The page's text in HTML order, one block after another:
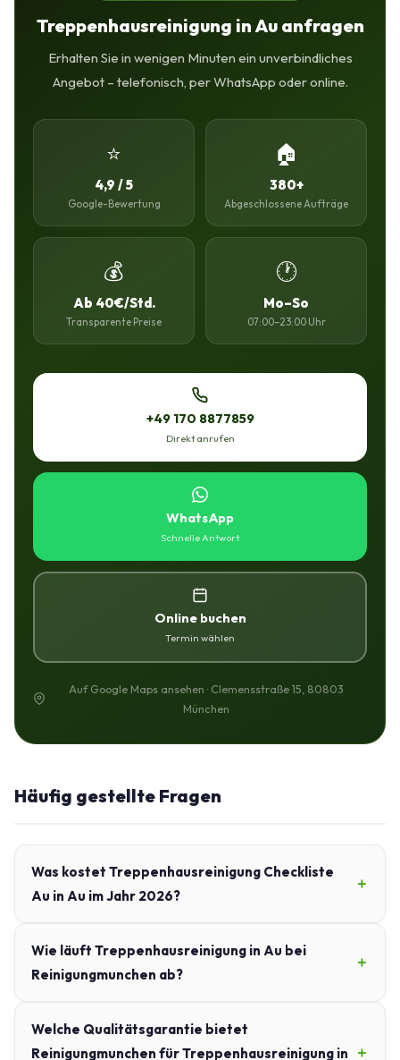
Treppenhausreinigung in Au anfragen
Erhalten Sie in wenigen Minuten ein unverbindliches
Angebot – telefonisch, per WhatsApp oder online.
⭐
4,9 / 5
Google-Bewertung
🏠
380+
Abgeschlossene Aufträge
💰
Ab 40€/Std.
Transparente Preise
🕐
Mo–So
07:00–23:00 Uhr
+49 170 8877859
Direkt anrufen
WhatsApp
Schnelle Antwort
Online buchen
Termin wählen
Auf Google Maps ansehen · Clemensstraße 15, 80803
München
Häufig gestellte Fragen
Was kostet Treppenhausreinigung Checkliste
Au in Au im Jahr 2026?
Wie läuft Treppenhausreinigung in Au bei
Reinigungmunchen ab?
Welche Qualitätsgarantie bietet
Reinigungmunchen für Treppenhausreinigung in